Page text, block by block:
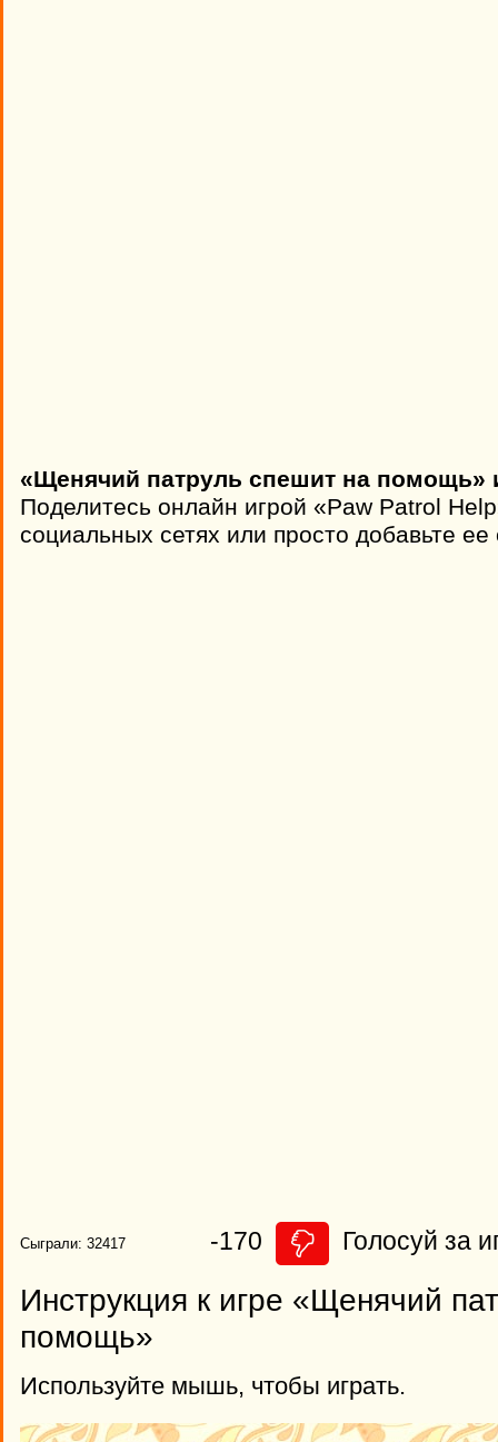
«Щенячий патруль спешит на помощь»
Поделитесь онлайн игрой «Paw Patrol
социальных сетях или просто добавьте ее
Сыграли: 32417 -170 Голосуй за
Инструкция к игре «Щенячий
помощь»
Используйте мышь, чтобы играть.